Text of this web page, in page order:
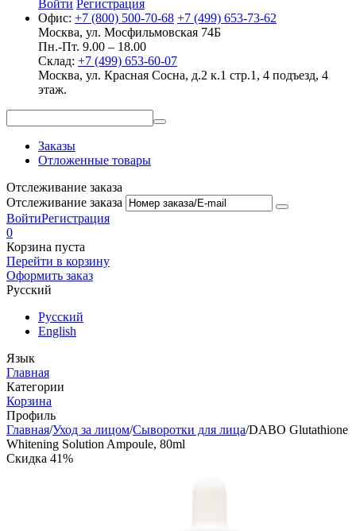
Войти Регистрация
Офис: +7 (800) 500-70-68 +7 (499) 653-73-62
Москва, ул. Мосфильмовская 74Б
Пн.-Пт. 9.00 – 18.00
Склад: +7 (499) 653-60-07
Москва, ул. Красная Сосна, д.2 к.1 стр.1, 4 подъезд, 4
этаж.
Заказы
Отложенные товары
Отслеживание заказа
Отслеживание заказа
ВойтиРегистрация
0
Корзина пуста
Перейти в корзину
Оформить заказ
Русский
Русский
English
Язык
Главная
Категории
Корзина
Профиль
Главная/Уход за лицом/Сыворотки для лица/DABO Glutathione
Whitening Solution Ampoule, 80ml
Скидка 41%